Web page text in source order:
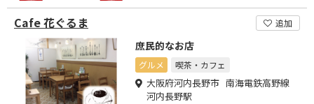
Cafe 花ぐるま 追加
庶民的なお店
グルメ 喫茶・カフェ
大阪府河内長野市 南海電鉄高野線
河内長野駅